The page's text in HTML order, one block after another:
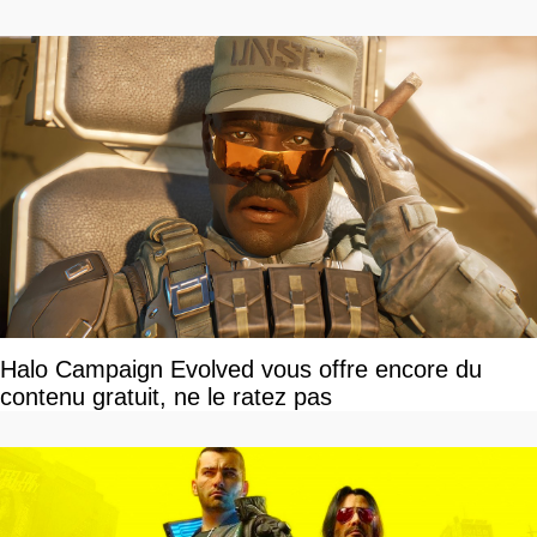
Halo Campaign Evolved vous offre encore du
contenu gratuit, ne le ratez pas